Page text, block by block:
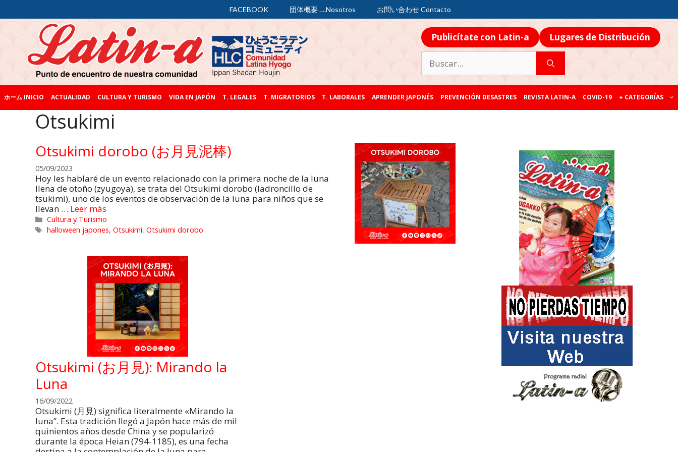
FACEBOOK 団体概要 ….Nosotros お問い合わせ Contacto
Publicítate con Latin-a Lugares de Distribución
ホーム INICIO ACTUALIDAD CULTURA Y TURISMO VIDA EN JAPÓN T. LEGALES T. MIGRATORIOS T. LABORALES APRENDER JAPONÉS PREVENCIÓN DESASTRES REVISTA LATIN-A COVID-19 + CATEGORÍAS
Otsukimi
Otsukimi dorobo (お月見泥棒)
05/09/2023
Hoy les hablaré de un evento relacionado con la primera noche de la luna
llena de otoño (zyugoya), se trata del Otsukimi dorobo (ladroncillo de
tsukimi), uno de los eventos de observación de la luna para niños que se
llevan … Leer más
Cultura y Turismo
halloween japones,Otsukimi,Otsukimi dorobo
Otsukimi (お月見): Mirando la
Luna
16/09/2022
Otsukimi (月見) significa literalmente «Mirando la
luna”. Esta tradición llegó a Japón hace más de mil
quinientos años desde China y se popularizó
durante la época Heian (794-1185), es una fecha